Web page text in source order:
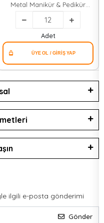
Metal Manikür & Pedikür
Tırnak Et Pensi ( Cuticle
Nipper )*12x30
Adet
ilgili e-posta gönderimi
Gönder